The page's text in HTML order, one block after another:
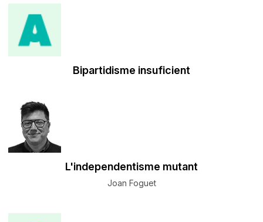
Bipartidisme insuficient
L'independentisme mutant
Joan Foguet